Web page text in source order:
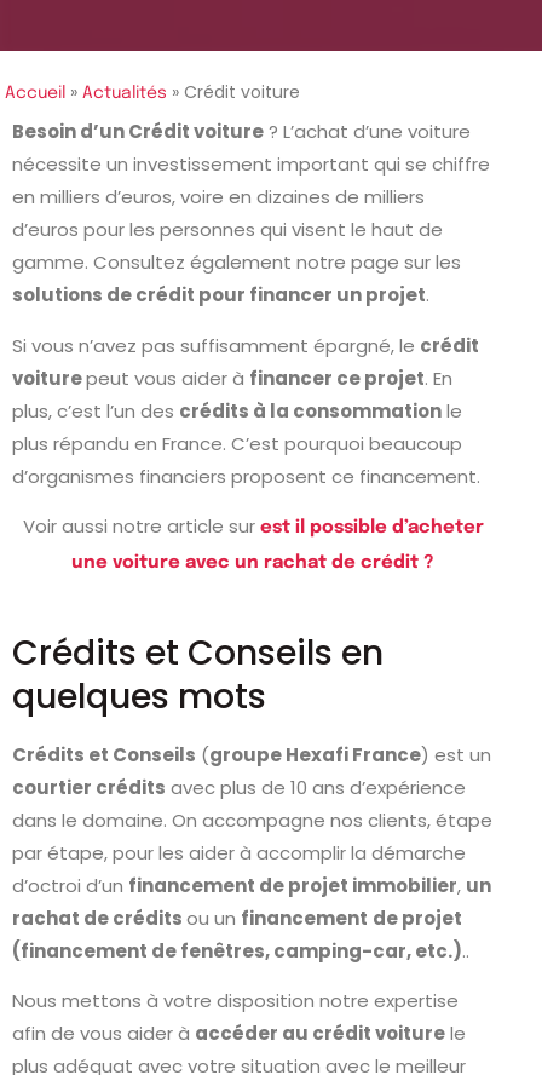
Accueil » Actualités » Crédit voiture
Besoin d’un Crédit voiture? L’achat d’une voiture
nécessite un investissement important qui se chiffre
en milliers d’euros, voire en dizaines de milliers
d’euros pour les personnes qui visent le haut de
gamme. Consultez également notre page sur les
solutions de crédit pour financer un projet.
Si vous n’avez pas suffisamment épargné, le crédit
voiturepeut vous aider à financer ce projet. En
plus, c’est l’un des crédits à la consommationle
plus répandu en France. C’est pourquoi beaucoup
d’organismes financiers proposent ce financement.
Voir aussi notre article sur est il possible d’acheter
une voiture avec un rachat de crédit ?
Crédits et Conseils en
quelques mots
Crédits et Conseils (groupe Hexafi France) est un
courtier crédits avec plus de 10 ans d’expérience
dans le domaine. On accompagne nos clients, étape
par étape, pour les aider à accomplir la démarche
d’octroi d’un financement de projet immobilier, un
rachat de créditsou un financement de projet
(financement de fenêtres, camping-car, etc.)..
Nous mettons à votre disposition notre expertise
afin de vous aider à accéder au crédit voiturele
plus adéquat avec votre situation avec le meilleur